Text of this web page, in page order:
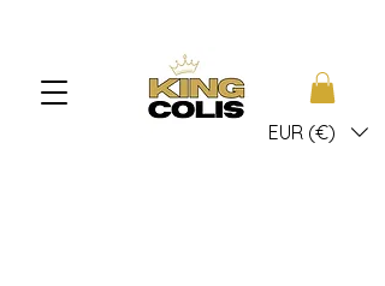
EUR (€)